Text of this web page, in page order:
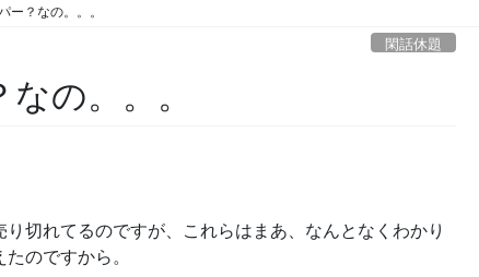
ー？なの。。。
閑話休題
の。。。
切れてるのですが、これらはまあ、なんとなくわかり
のですから。